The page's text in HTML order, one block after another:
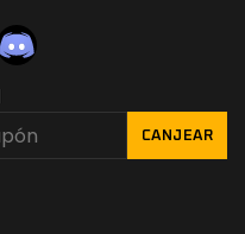
CANJEAR